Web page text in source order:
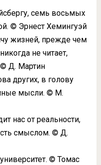
семь восьмых
© Эрнест Хемингуэй
жизней, прежде чем
не читает,
© Д. Мартин
других, в голову
мысли. © М.
нас от реальности,
смыслом. © Д.
© Томас